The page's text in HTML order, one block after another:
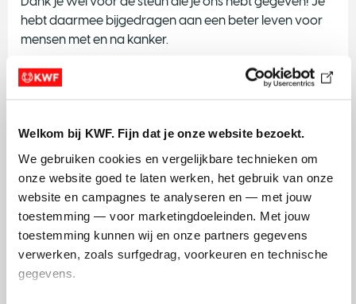
Welkom bij KWF. Fijn dat je onze website bezoekt.
We gebruiken cookies en vergelijkbare technieken om
onze website goed te laten werken, het gebruik van onze
website en campagnes te analyseren en — met jouw
toestemming — voor marketingdoeleinden. Met jouw
toestemming kunnen wij en onze partners gegevens
verwerken, zoals surfgedrag, voorkeuren en technische
gegevens.
hebt daarmee bijgedragen aan een beter leven voor
mensen met en na kanker.
Je opzegging is verzonden. Je krijgt hiervan binnen 3
werkdagen een bevestiging.
Blijf op de hoogte
Wil je op de hoogte blijven van KWF? Meld je dan aan
voor de nieuwsbrief.
Je ontvangt updates over onderzoek en acties. En we
geven tips hoe je het risico op kanker kunt verkleinen.